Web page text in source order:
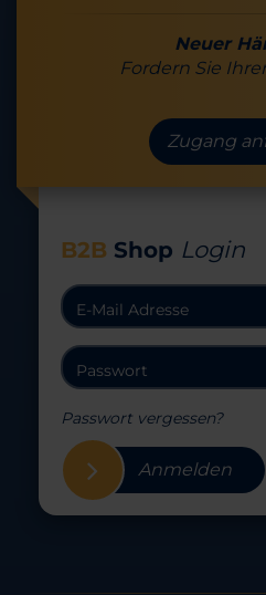
Neuer
Fordern Sie
Zugang
B2B Shop Login
Passwort vergessen?
Anmelden